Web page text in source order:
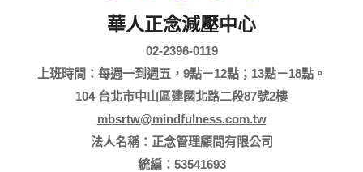
華人正念減壓中心
02-2396-0119
上班時間：每週一到週五，9點－12點；13點－18點。
104 台北市中山區建國北路二段87號2樓
mbsrtw@mindfulness.com.tw
法人名稱：正念管理顧問有限公司
統編：53541693